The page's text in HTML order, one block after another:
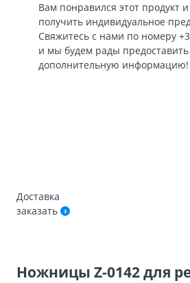
Вам понравился этот продукт
получить индивидуальное
Свяжитесь с нами по номеру
и мы будем рады
дополнительную информацию!
Доставка
заказать
Ножницы Z-0142 для